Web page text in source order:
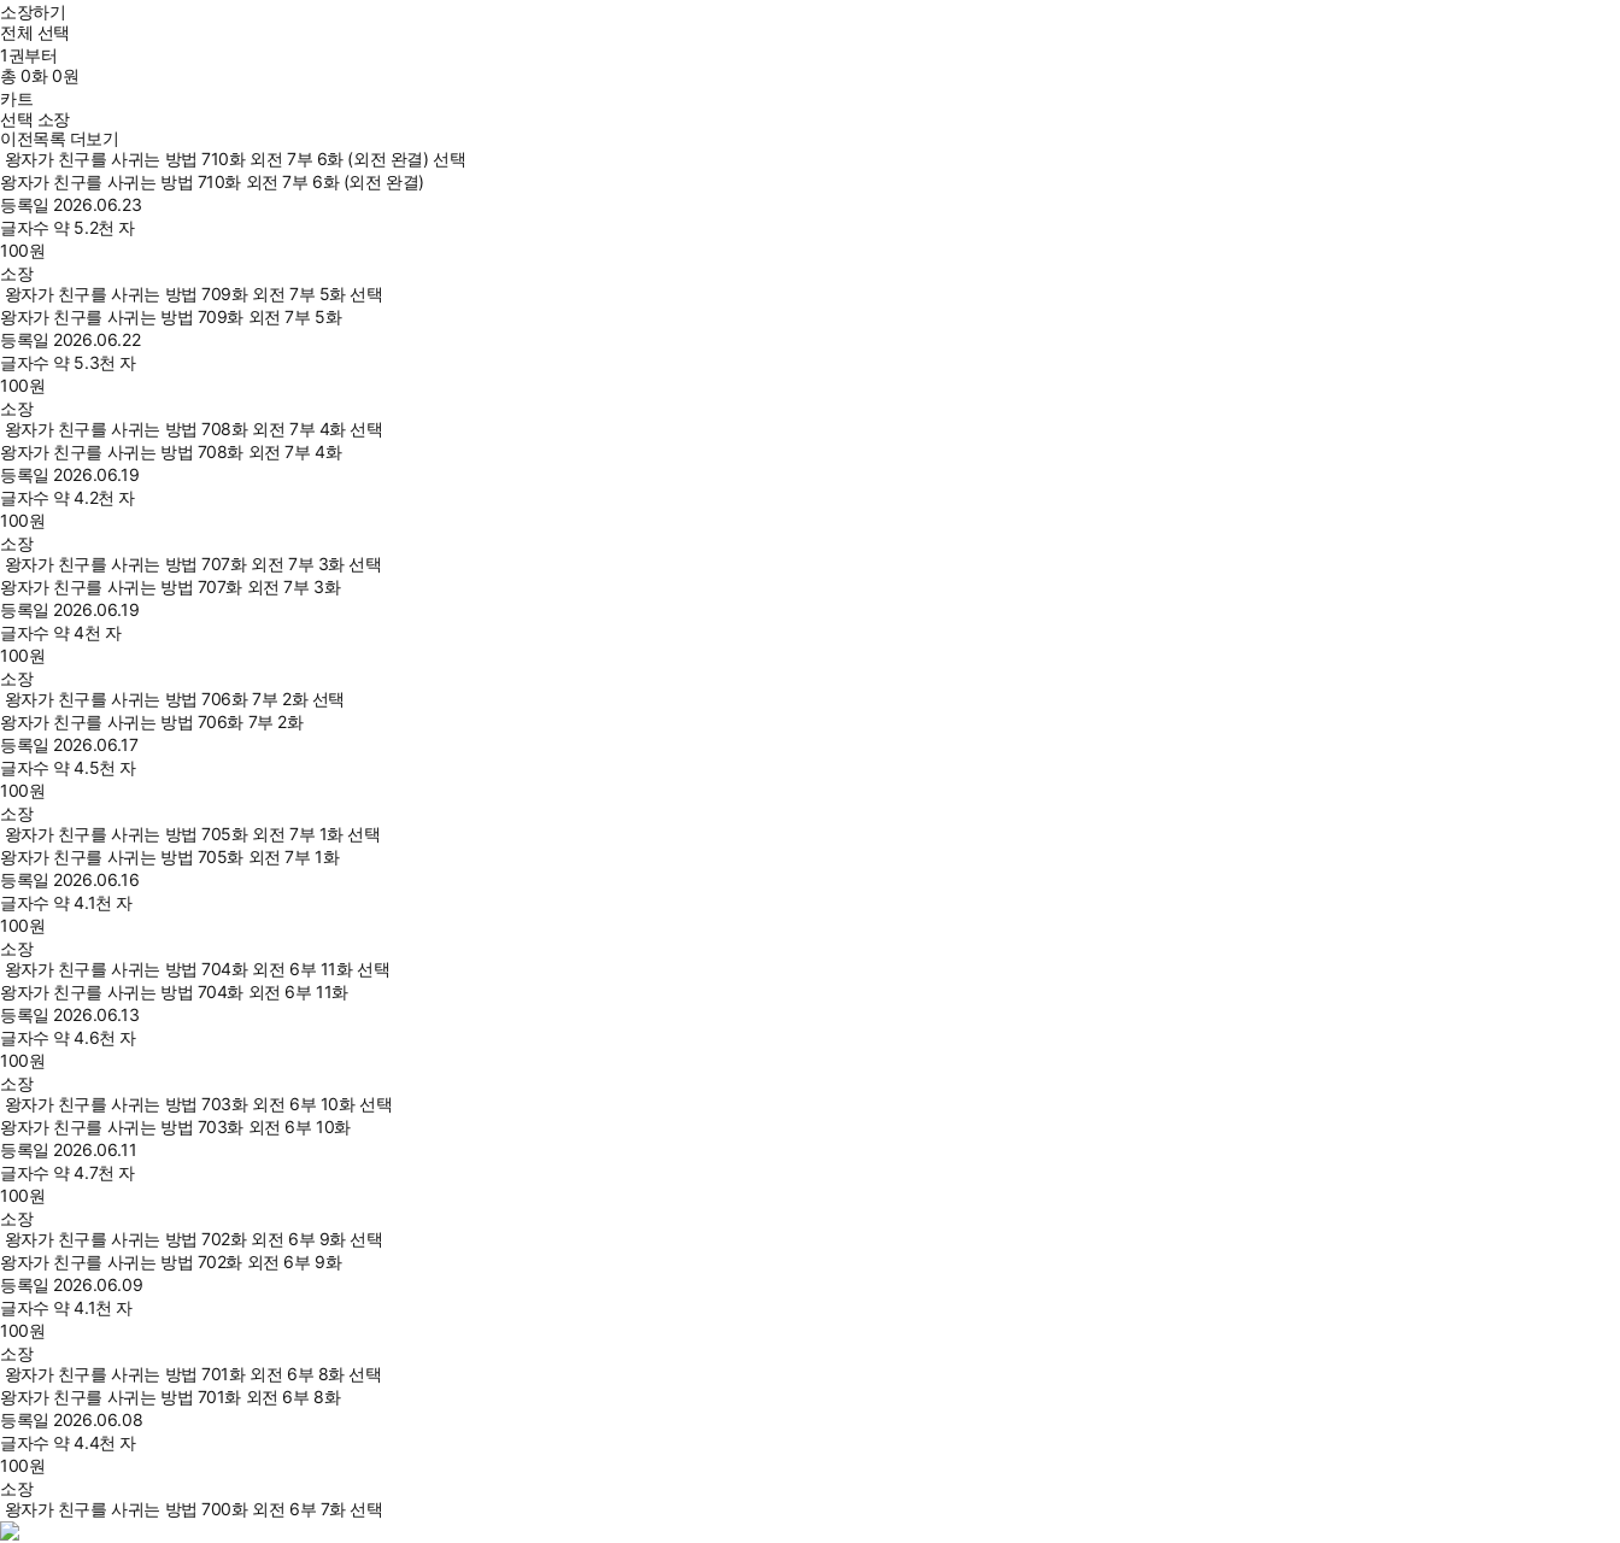
소장하기
전체 선택
1권부터
총0화0원
카트
선택 소장
이전목록 더보기
왕자가 친구를 사귀는 방법 710화 외전 7부 6화 (외전 완결) 선택
왕자가 친구를 사귀는 방법 710화 외전 7부 6화 (외전 완결)
등록일 2026.06.23
글자수 약 5.2천 자
100원
소장
왕자가 친구를 사귀는 방법 709화 외전 7부 5화 선택
왕자가 친구를 사귀는 방법 709화 외전 7부 5화
등록일 2026.06.22
글자수 약 5.3천 자
100원
소장
왕자가 친구를 사귀는 방법 708화 외전 7부 4화 선택
왕자가 친구를 사귀는 방법 708화 외전 7부 4화
등록일 2026.06.19
글자수 약 4.2천 자
100원
소장
왕자가 친구를 사귀는 방법 707화 외전 7부 3화 선택
왕자가 친구를 사귀는 방법 707화 외전 7부 3화
등록일 2026.06.19
글자수 약 4천 자
100원
소장
왕자가 친구를 사귀는 방법 706화 7부 2화 선택
왕자가 친구를 사귀는 방법 706화 7부 2화
등록일 2026.06.17
글자수 약 4.5천 자
100원
소장
왕자가 친구를 사귀는 방법 705화 외전 7부 1화 선택
왕자가 친구를 사귀는 방법 705화 외전 7부 1화
등록일 2026.06.16
글자수 약 4.1천 자
100원
소장
왕자가 친구를 사귀는 방법 704화 외전 6부 11화 선택
왕자가 친구를 사귀는 방법 704화 외전 6부 11화
등록일 2026.06.13
글자수 약 4.6천 자
100원
소장
왕자가 친구를 사귀는 방법 703화 외전 6부 10화 선택
왕자가 친구를 사귀는 방법 703화 외전 6부 10화
등록일 2026.06.11
글자수 약 4.7천 자
100원
소장
왕자가 친구를 사귀는 방법 702화 외전 6부 9화 선택
왕자가 친구를 사귀는 방법 702화 외전 6부 9화
등록일 2026.06.09
글자수 약 4.1천 자
100원
소장
왕자가 친구를 사귀는 방법 701화 외전 6부 8화 선택
왕자가 친구를 사귀는 방법 701화 외전 6부 8화
등록일 2026.06.08
글자수 약 4.4천 자
100원
소장
왕자가 친구를 사귀는 방법 700화 외전 6부 7화 선택